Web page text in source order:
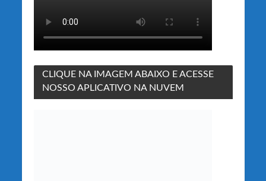
CLIQUE NA IMAGEM ABAIXO E ACESSE
NOSSO APLICATIVO NA NUVEM